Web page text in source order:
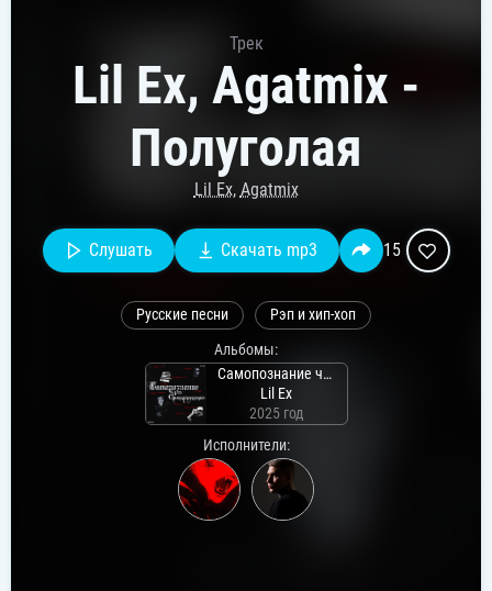
Трек
Lil Ex, Agatmix -
Полуголая
Lil Ex, Agatmix
Слушать Скачать mp3 15
Русские песни
Рэп и хип-хоп
Альбомы:
Самопознание через саморазрушение
Lil Ex
2025 год
Исполнители: